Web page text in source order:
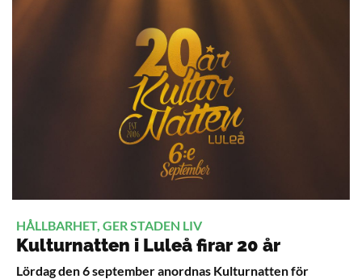
HÅLLBARHET, GER STADEN LIV
Kulturnatten i Luleå firar 20 år
Lördag den 6 september anordnas Kulturnatten för